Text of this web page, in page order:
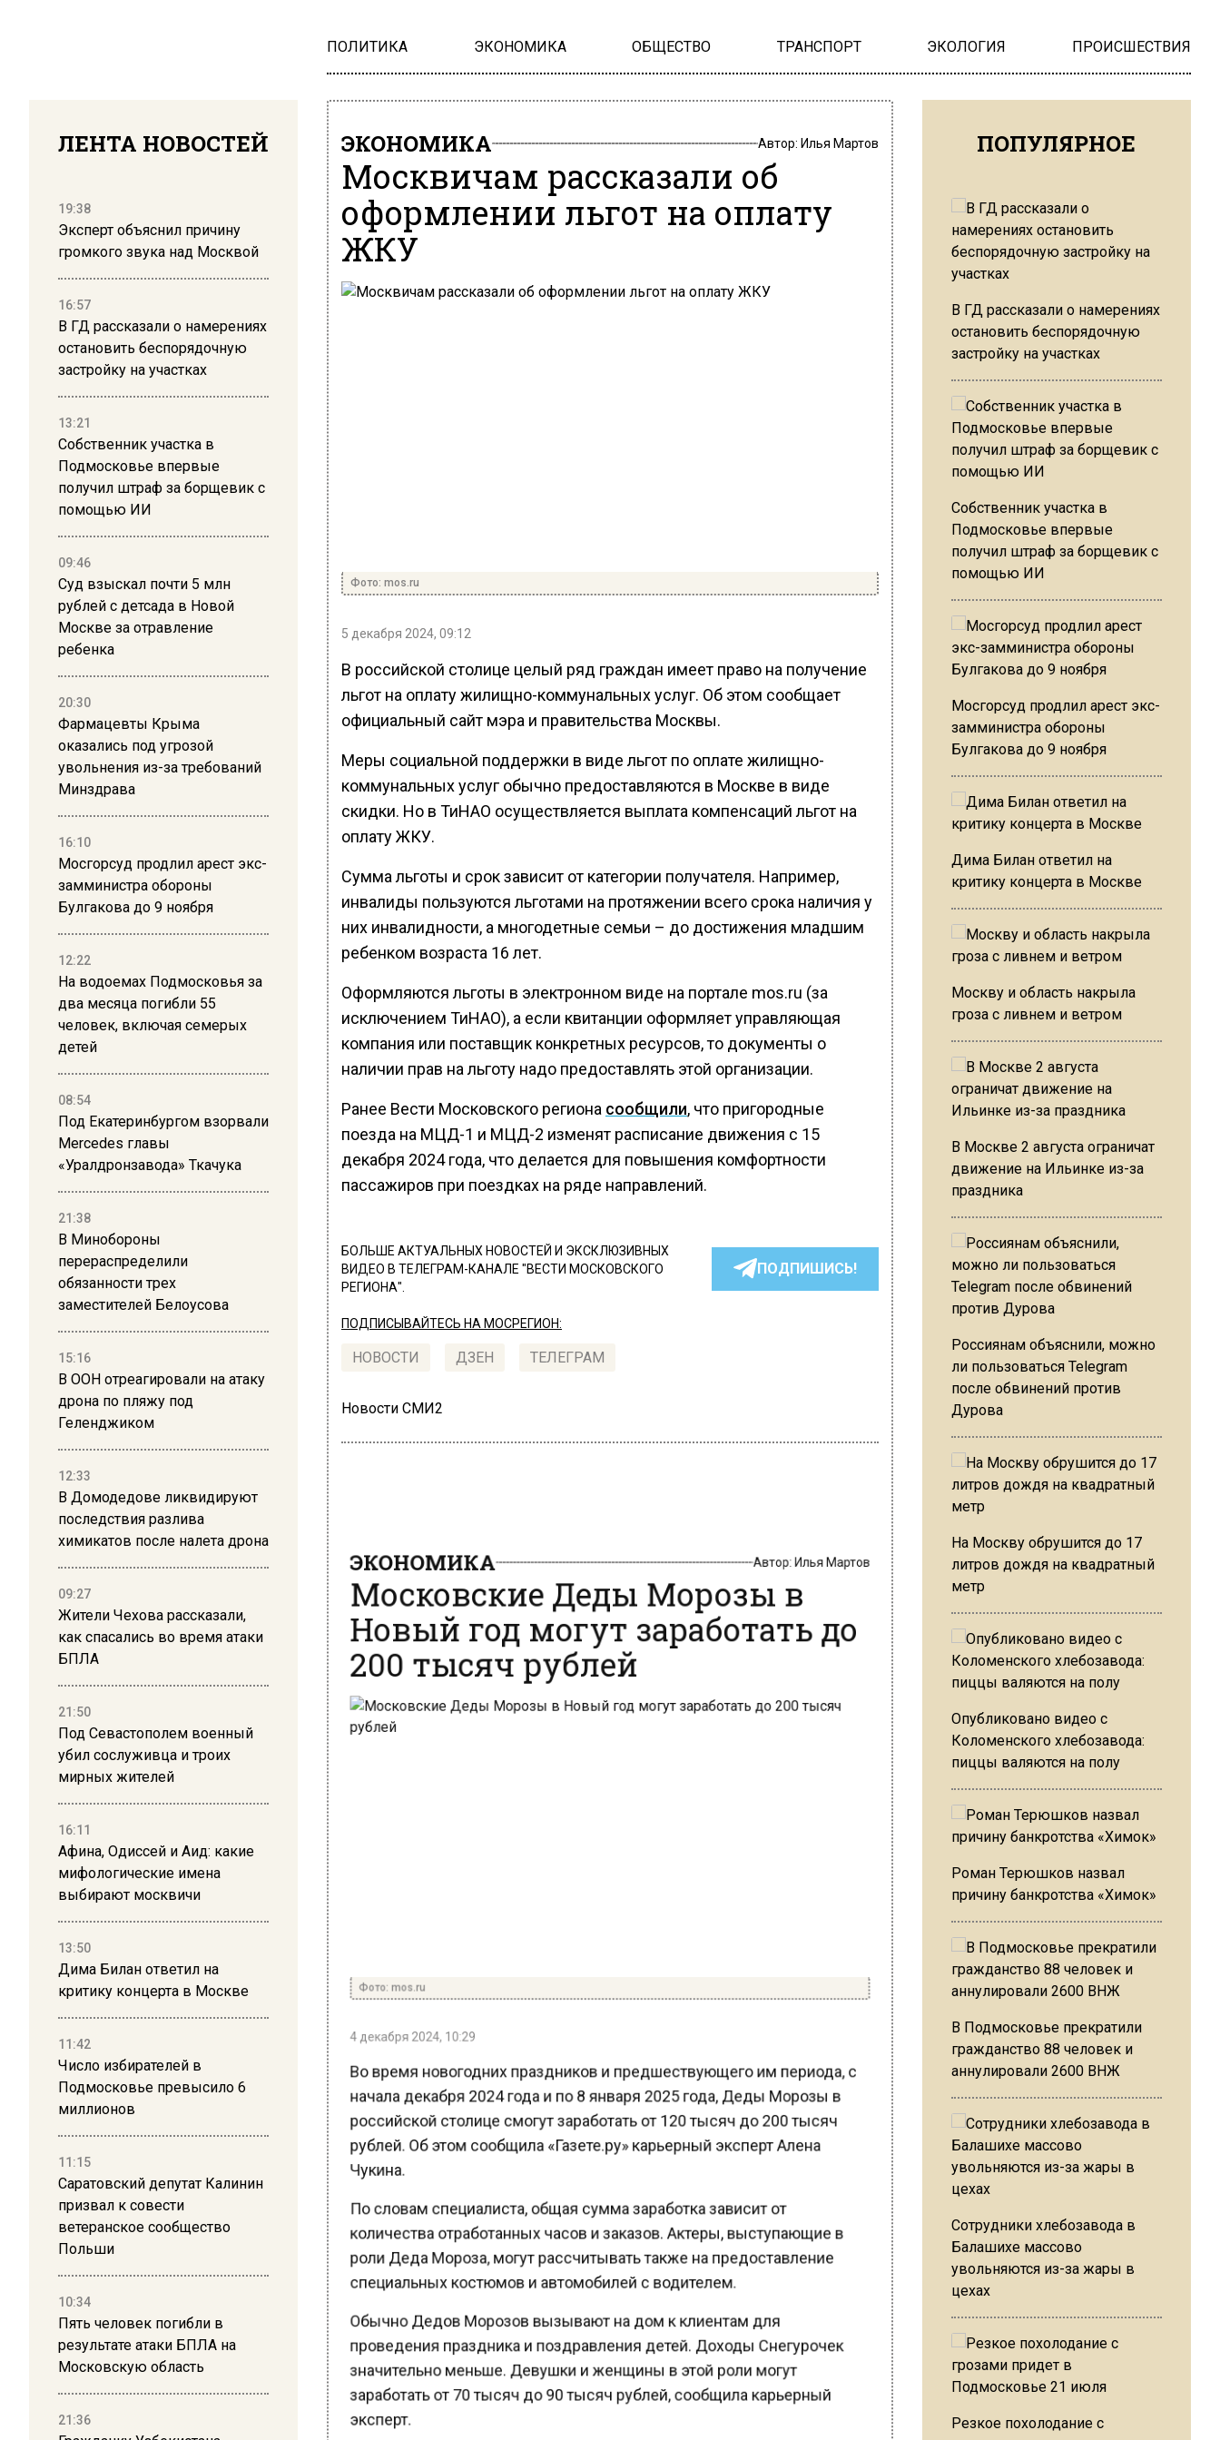
ПОЛИТИКА ЭКОНОМИКА ОБЩЕСТВО ТРАНСПОРТ ЭКОЛОГИЯ ПРОИСШЕСТВИЯ
ЛЕНТА НОВОСТЕЙ
19:38
Эксперт объяснил причину
громкого звука над Москвой
16:57
В ГД рассказали о намерениях
остановить беспорядочную
застройку на участках
13:21
Собственник участка в
Подмосковье впервые
получил штраф за борщевик с
помощью ИИ
09:46
Суд взыскал почти 5 млн
рублей с детсада в Новой
Москве за отравление
ребенка
20:30
Фармацевты Крыма
оказались под угрозой
увольнения из-за требований
Минздрава
16:10
Мосгорсуд продлил арест экс-
замминистра обороны
Булгакова до 9 ноября
12:22
На водоемах Подмосковья за
два месяца погибли 55
человек, включая семерых
детей
08:54
Под Екатеринбургом взорвали
Mercedes главы
«Уралдронзавода» Ткачука
21:38
В Минобороны
перераспределили
обязанности трех
заместителей Белоусова
15:16
В ООН отреагировали на атаку
дрона по пляжу под
Геленджиком
12:33
В Домодедове ликвидируют
последствия разлива
химикатов после налета дрона
09:27
Жители Чехова рассказали,
как спасались во время атаки
БПЛА
21:50
Под Севастополем военный
убил сослуживца и троих
мирных жителей
16:11
Афина, Одиссей и Аид: какие
мифологические имена
выбирают москвичи
13:50
Дима Билан ответил на
критику концерта в Москве
11:42
Число избирателей в
Подмосковье превысило 6
миллионов
11:15
Саратовский депутат Калинин
призвал к совести
ветеранское сообщество
Польши
10:34
Пять человек погибли в
результате атаки БПЛА на
Московскую область
21:36
ЭКОНОМИКА Автор: Илья Мартов
Москвичам рассказали об
оформлении льгот на оплату
ЖКУ
Фото: mos.ru
5 декабря 2024, 09:12
В российской столице целый ряд граждан имеет право на получение
льгот на оплату жилищно-коммунальных услуг. Об этом сообщает
официальный сайт мэра и правительства Москвы.
Меры социальной поддержки в виде льгот по оплате жилищно-
коммунальных услуг обычно предоставляются в Москве в виде
скидки. Но в ТиНАО осуществляется выплата компенсаций льгот на
оплату ЖКУ.
Сумма льготы и срок зависит от категории получателя. Например,
инвалиды пользуются льготами на протяжении всего срока наличия у
них инвалидности, а многодетные семьи – до достижения младшим
ребенком возраста 16 лет.
Оформляются льготы в электронном виде на портале mos.ru (за
исключением ТиНАО), а если квитанции оформляет управляющая
компания или поставщик конкретных ресурсов, то документы о
наличии прав на льготу надо предоставлять этой организации.
Ранее Вести Московского региона сообщили, что пригородные
поезда на МЦД-1 и МЦД-2 изменят расписание движения с 15
декабря 2024 года, что делается для повышения комфортности
пассажиров при поездках на ряде направлений.
БОЛЬШЕ АКТУАЛЬНЫХ НОВОСТЕЙ И ЭКСКЛЮЗИВНЫХ
ВИДЕО В ТЕЛЕГРАМ-КАНАЛЕ "ВЕСТИ МОСКОВСКОГО
РЕГИОНА".
ПОДПИШИСЬ!
ПОДПИСЫВАЙТЕСЬ НА МОСРЕГИОН:
НОВОСТИ ДЗЕН ТЕЛЕГРАМ
Новости СМИ2
Московские Деды Морозы в
Новый год могут заработать до
200 тысяч рублей
Фото: mos.ru
4 декабря 2024, 10:29
Во время новогодних праздников и предшествующего им периода, с
начала декабря 2024 года и по 8 января 2025 года, Деды Морозы в
российской столице смогут заработать от 120 тысяч до 200 тысяч
рублей. Об этом сообщила «Газете.ру» карьерный эксперт Алена
Чукина.
По словам специалиста, общая сумма заработка зависит от
количества отработанных часов и заказов. Актеры, выступающие в
роли Деда Мороза, могут рассчитывать также на предоставление
специальных костюмов и автомобилей с водителем.
Обычно Дедов Морозов вызывают на дом к клиентам для
проведения праздника и поздравления детей. Доходы Снегурочек
значительно меньше. Девушки и женщины в этой роли могут
заработать от 70 тысяч до 90 тысяч рублей, сообщила карьерный
эксперт.
ПОПУЛЯРНОЕ
В ГД рассказали о намерениях
остановить беспорядочную
застройку на участках
Собственник участка в
Подмосковье впервые
получил штраф за борщевик с
помощью ИИ
Мосгорсуд продлил арест экс-
замминистра обороны
Булгакова до 9 ноября
Дима Билан ответил на
критику концерта в Москве
Москву и область накрыла
гроза с ливнем и ветром
В Москве 2 августа ограничат
движение на Ильинке из-за
праздника
Россиянам объяснили, можно
ли пользоваться Telegram
после обвинений против
Дурова
На Москву обрушится до 17
литров дождя на квадратный
метр
Опубликовано видео с
Коломенского хлебозавода:
пиццы валяются на полу
Роман Терюшков назвал
причину банкротства «Химок»
В Подмосковье прекратили
гражданство 88 человек и
аннулировали 2600 ВНЖ
Сотрудники хлебозавода в
Балашихе массово
увольняются из-за жары в
цехах
Резкое похолодание с